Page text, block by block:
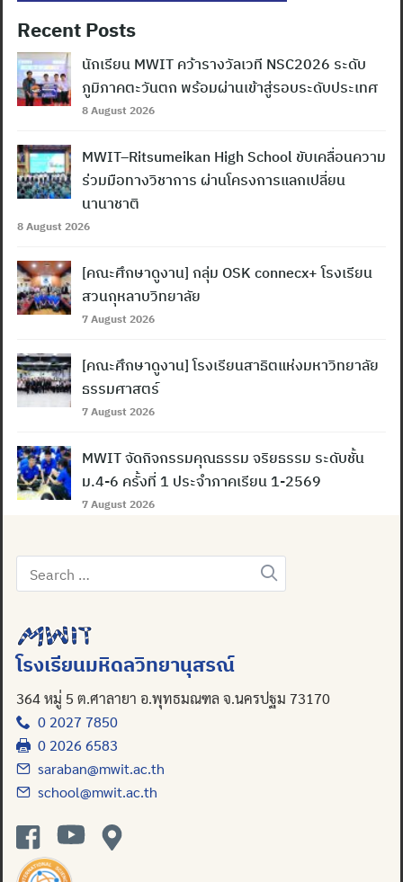
Recent Posts
นักเรียน MWIT คว้ารางวัลเวที NSC2026 ระดับ
ภูมิภาคตะวันตก พร้อมผ่านเข้าสู่รอบระดับประเทศ
8 August 2026
MWIT–Ritsumeikan High School ขับเคลื่อนความ
ร่วมมือทางวิชาการ ผ่านโครงการแลกเปลี่ยน
นานาชาติ
8 August 2026
[คณะศึกษาดูงาน] กลุ่ม OSK connecx+ โรงเรียน
สวนกุหลาบวิทยาลัย
7 August 2026
[คณะศึกษาดูงาน] โรงเรียนสาธิตแห่งมหาวิทยาลัย
ธรรมศาสตร์
7 August 2026
MWIT จัดกิจกรรมคุณธรรม จริยธรรม ระดับชั้น
ม.4-6 ครั้งที่ 1 ประจำภาคเรียน 1-2569
7 August 2026
Search
for:
โรงเรียนมหิดลวิทยานุสรณ์
364 หมู่ 5 ต.ศาลายา อ.พุทธมณฑล จ.นครปฐม 73170
0 2027 7850
0 2026 6583
saraban@mwit.ac.th
school@mwit.ac.th